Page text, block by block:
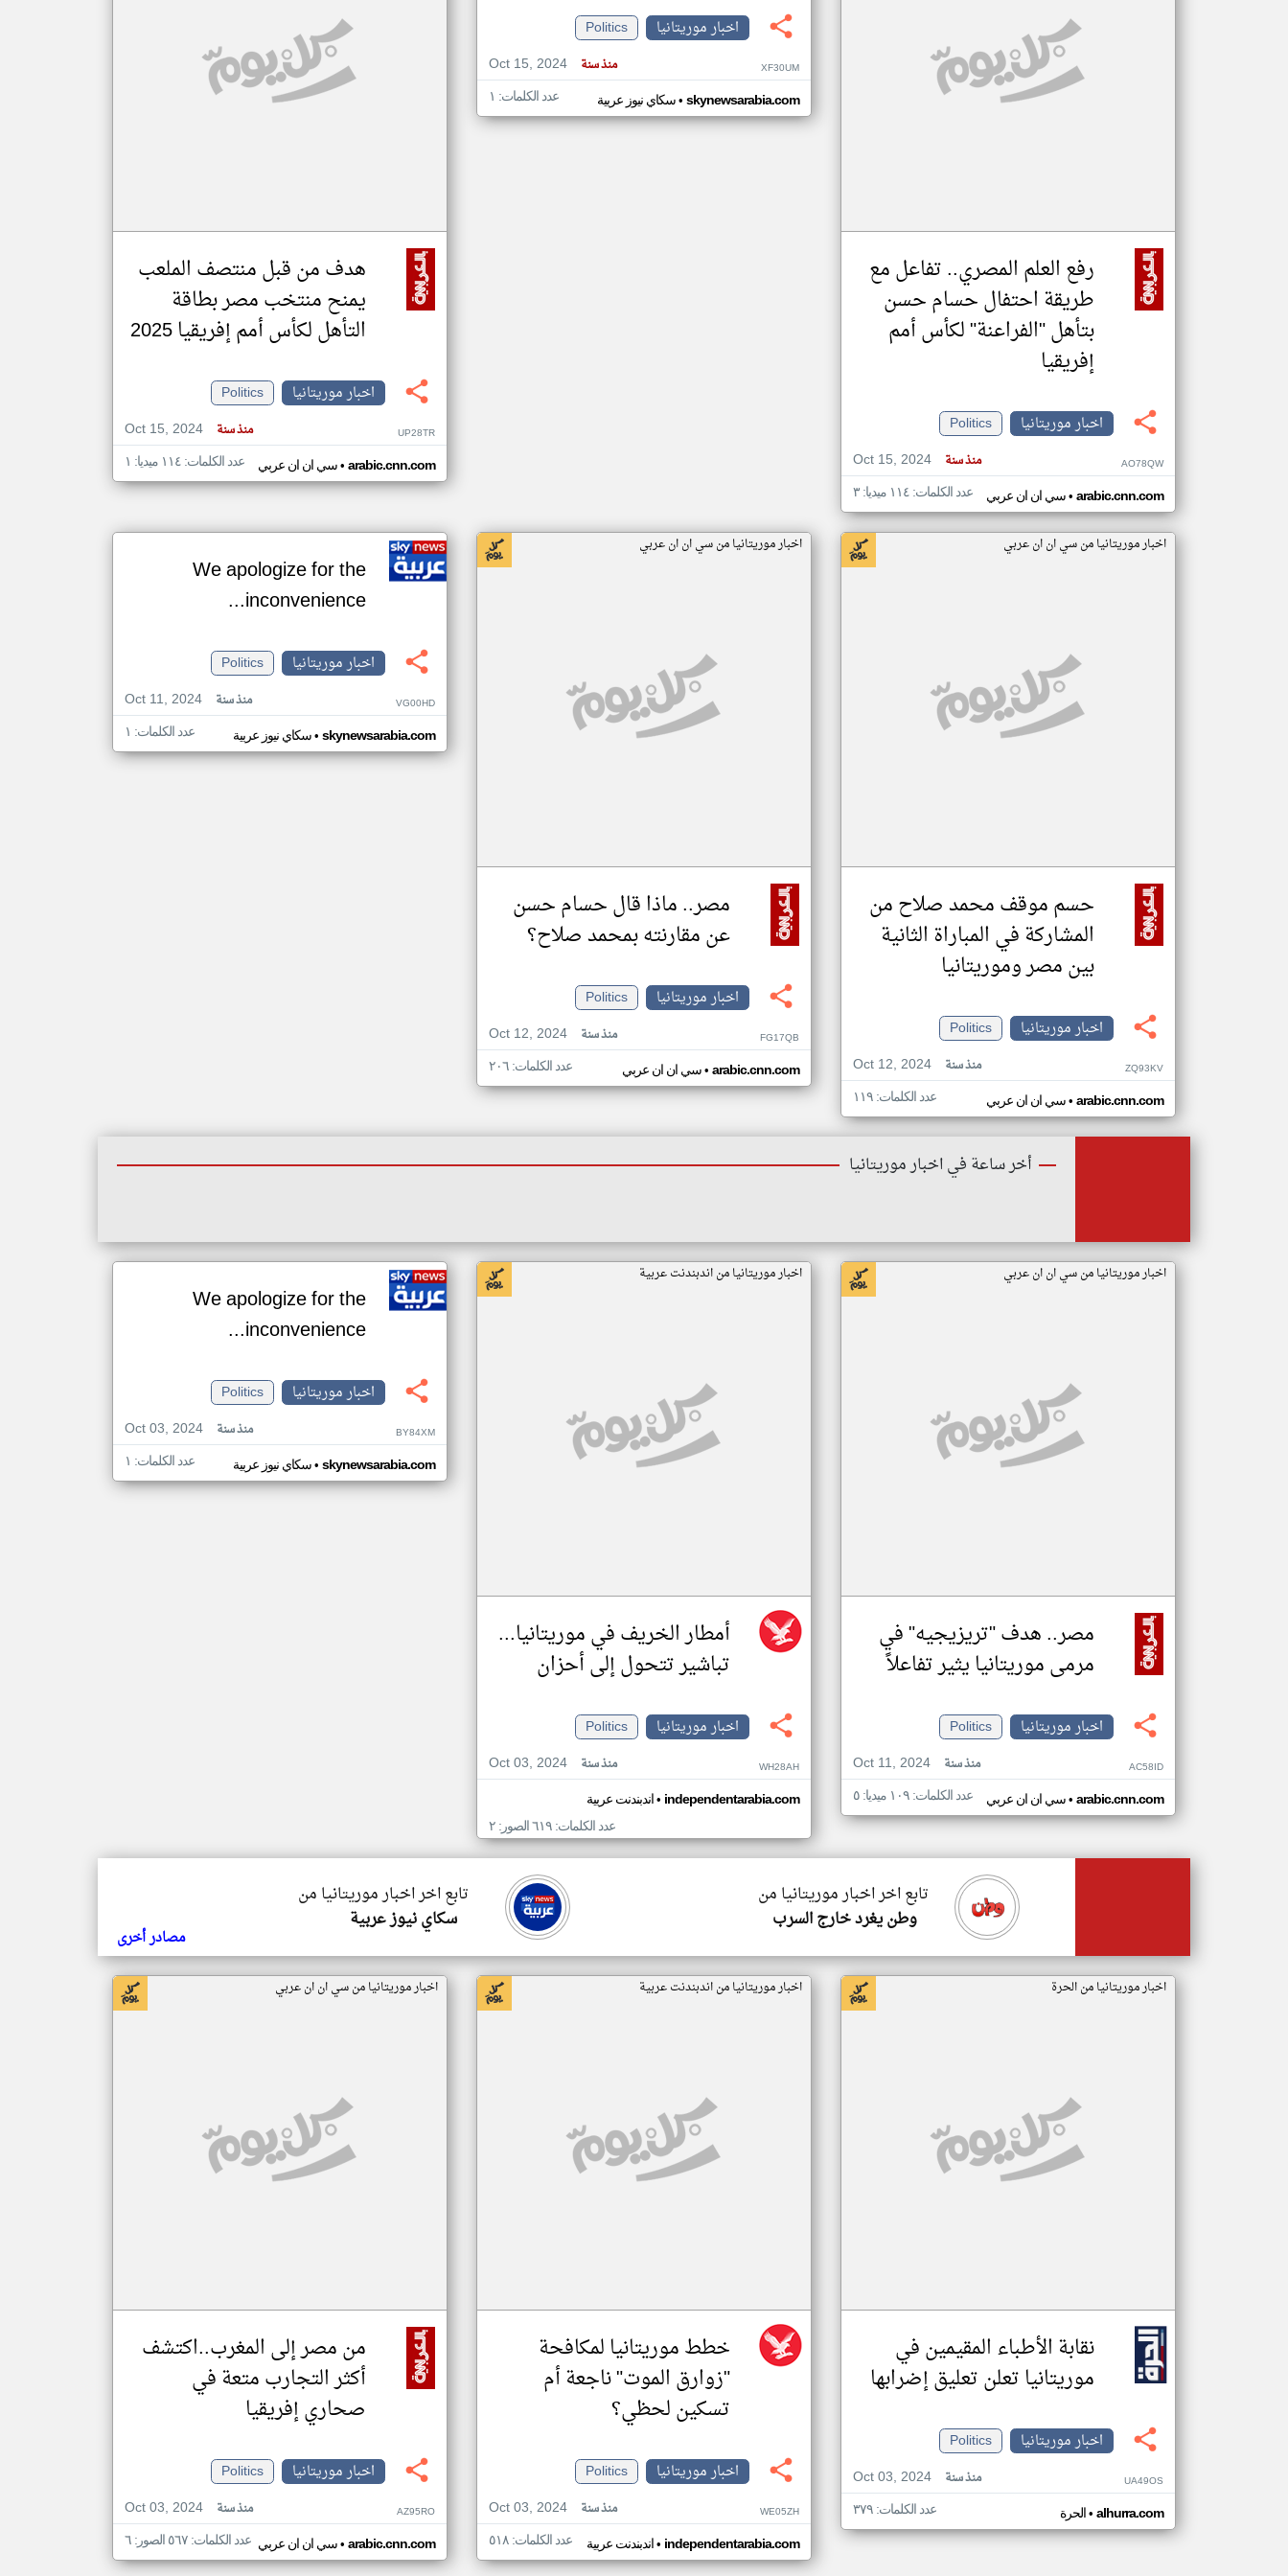
مصادر الأخبار من موريتانيا
رفع العلم المصري.. تفاعل مع
طريقة احتفال حسام حسن
بتأهل "الفراعنة" لكأس أمم
إفريقيا
اخبار موريتانيا
Politics
Oct 15, 2024
منذ سنة AO78QW
سي ان ان عربي• arabic.cnn.com عدد الكلمات: ١١٤ ميديا: ٣
اخبار موريتانيا
Politics
Oct 15, 2024
منذ سنة XF30UM
سكاي نيوز عربية• skynewsarabia.com عدد الكلمات: ١
هدف من قبل منتصف الملعب
يمنح منتخب مصر بطاقة
التأهل لكأس أمم إفريقيا 2025
اخبار موريتانيا
Politics
Oct 15, 2024
منذ سنة UP28TR
سي ان ان عربي• arabic.cnn.com عدد الكلمات: ١١٤ ميديا: ١
اخبار موريتانيا من سي ان ان عربي
حسم موقف محمد صلاح من
المشاركة في المباراة الثانية
بين مصر وموريتانيا
اخبار موريتانيا
Politics
Oct 12, 2024
منذ سنة ZQ93KV
سي ان ان عربي• arabic.cnn.com عدد الكلمات: ١١٩
اخبار موريتانيا من سي ان ان عربي
مصر.. ماذا قال حسام حسن
عن مقارنته بمحمد صلاح؟
اخبار موريتانيا
Politics
Oct 12, 2024
منذ سنة FG17QB
سي ان ان عربي• arabic.cnn.com عدد الكلمات: ٢٠٦
We apologize for the
inconvenience...
اخبار موريتانيا
Politics
Oct 11, 2024
منذ سنة VG00HD
سكاي نيوز عربية• skynewsarabia.com عدد الكلمات: ١
أخر ساعة في اخبار موريتانيا
اخبار موريتانيا من سي ان ان عربي
مصر.. هدف "تريزيجيه" في
مرمى موريتانيا يثير تفاعلاً
اخبار موريتانيا
Politics
Oct 11, 2024
منذ سنة AC58ID
سي ان ان عربي• arabic.cnn.com عدد الكلمات: ١٠٩ ميديا: ٥
اخبار موريتانيا من اندبندنت عربية
أمطار الخريف في موريتانيا...
تباشير تتحول إلى أحزان
اخبار موريتانيا
Politics
Oct 03, 2024
منذ سنة WH28AH
اندبندنت عربية• independentarabia.com
عدد الكلمات: ٦١٩ الصور: ٢
We apologize for the
inconvenience...
اخبار موريتانيا
Politics
Oct 03, 2024
منذ سنة BY84XM
سكاي نيوز عربية• skynewsarabia.com عدد الكلمات: ١
تابع اخر اخبار موريتانيا من
سكاي نيوز عربية
تابع اخر اخبار موريتانيا من
وطن يغرد خارج السرب
مصادر أخرى
اخبار موريتانيا من الحرة
نقابة الأطباء المقيمين في
موريتانيا تعلن تعليق إضرابها
اخبار موريتانيا
Politics
Oct 03, 2024
منذ سنة UA49OS
الحرة• alhurra.com عدد الكلمات: ٣٧٩
اخبار موريتانيا من اندبندنت عربية
خطط موريتانيا لمكافحة
"زوارق الموت" ناجعة أم
تسكين لحظي؟
اخبار موريتانيا
Politics
Oct 03, 2024
منذ سنة WE05ZH
اندبندنت عربية• independentarabia.com عدد الكلمات: ٥١٨
اخبار موريتانيا من سي ان ان عربي
من مصر إلى المغرب..اكتشف
أكثر التجارب متعة في
صحاري إفريقيا
اخبار موريتانيا
Politics
Oct 03, 2024
منذ سنة AZ95RO
سي ان ان عربي• arabic.cnn.com عدد الكلمات: ٥٦٧ الصور: ٦